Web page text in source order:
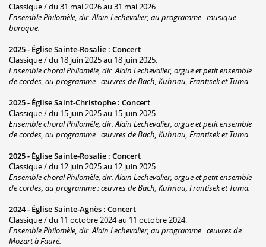
Classique / du 31 mai 2026 au 31 mai 2026.
Ensemble Philomèle, dir. Alain Lechevalier, au programme : musique
baroque.
2025 - Église Sainte-Rosalie : Concert
Classique / du 18 juin 2025 au 18 juin 2025.
Ensemble choral Philomèle, dir. Alain Lechevalier, orgue et petit ensemble
de cordes, au programme : œuvres de Bach, Kuhnau, Frantisek et Tuma.
2025 - Église Saint-Christophe : Concert
Classique / du 15 juin 2025 au 15 juin 2025.
Ensemble choral Philomèle, dir. Alain Lechevalier, orgue et petit ensemble
de cordes, au programme : œuvres de Bach, Kuhnau, Frantisek et Tuma.
2025 - Église Sainte-Rosalie : Concert
Classique / du 12 juin 2025 au 12 juin 2025.
Ensemble choral Philomèle, dir. Alain Lechevalier, orgue et petit ensemble
de cordes, au programme : œuvres de Bach, Kuhnau, Frantisek et Tuma.
2024 - Église Sainte-Agnès : Concert
Classique / du 11 octobre 2024 au 11 octobre 2024.
Ensemble Philomèle, dir. Alain Lechevalier, au programme : œuvres de
Mozart à Fauré.